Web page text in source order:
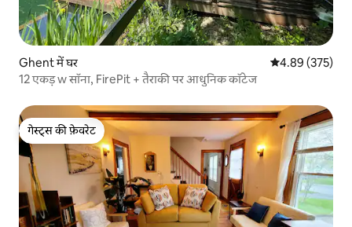
Ghent में घर औसत रेटिंग 5 में से
4.89 (375)
12 एकड़ w सॉना, FirePit + तैराकी पर आधुनिक कॉटेज
गेस्ट्स की फ़ेवरेट
गेस्ट्स की फ़ेवरेट